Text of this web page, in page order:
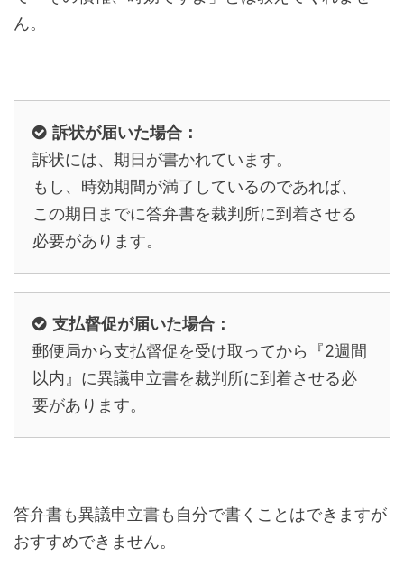
ん。
訴状が届いた場合：
訴状には、期日が書かれています。
もし、時効期間が満了しているのであれば、
この期日までに答弁書を裁判所に到着させる
必要があります。
支払督促が届いた場合：
郵便局から支払督促を受け取ってから『2週間
以内』に異議申立書を裁判所に到着させる必
要があります。
答弁書も異議申立書も自分で書くことはできますが
おすすめできません。